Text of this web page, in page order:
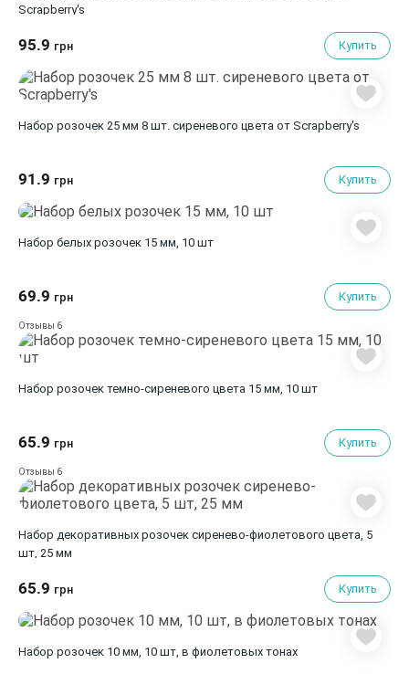
Scrapberry's
95.9 грн Купить
Набор розочек 25 мм 8 шт. сиреневого цвета от Scrapberry's
91.9 грн Купить
Набор белых розочек 15 мм, 10 шт
69.9 грн Купить
Отзывы 6
Набор розочек темно-сиреневого цвета 15 мм, 10 шт
65.9 грн Купить
Отзывы 6
Набор декоративных розочек сиренево-фиолетового цвета, 5
шт, 25 мм
65.9 грн Купить
Набор розочек 10 мм, 10 шт, в фиолетовых тонах